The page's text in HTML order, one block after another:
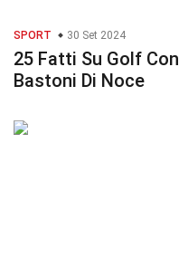
SPORT 30 Set 2024
25 Fatti Su Golf Con
Bastoni Di Noce